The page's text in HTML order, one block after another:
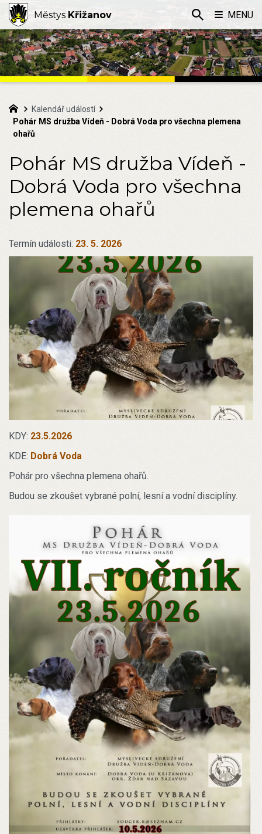
Kalendář událostí
Pohár MS družba Vídeň - Dobrá Voda pro všechna plemena
ohařů
Pohár MS družba Vídeň -
Dobrá Voda pro všechna
plemena ohařů
Termín události: 23. 5. 2026
KDY: 23.5.2026
KDE: Dobrá Voda
Pohár pro všechna plemena ohařů.
Budou se zkoušet vybrané polní, lesní a vodní disciplíny.
Městys Křižanov MENU